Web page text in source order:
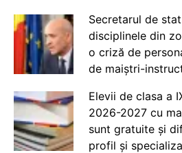
Secretarul de
disciplinele din
o criză de
de maiștri-
Elevii de clasa a
2026-2027 cu
sunt gratuite și
profil și